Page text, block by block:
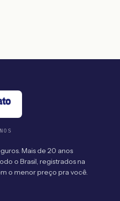
Mais de 20 anos
o Brasil, registrados na
o menor preço pra você.